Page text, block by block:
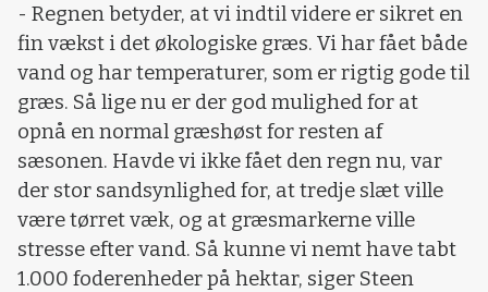
- Regnen betyder, at vi indtil videre er sikret en
fin vækst i det økologiske græs. Vi har fået både
vand og har temperaturer, som er rigtig gode til
græs. Så lige nu er der god mulighed for at
opnå en normal græshøst for resten af
sæsonen. Havde vi ikke fået den regn nu, var
der stor sandsynlighed for, at tredje slæt ville
være tørret væk, og at græsmarkerne ville
stresse efter vand. Så kunne vi nemt have tabt
1.000 foderenheder på hektar, siger Steen